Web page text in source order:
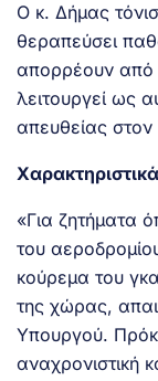
Ο κ. Δήμας
θεραπεύσει
απορρέουν από
λειτουργεί ως
απευθείας
«Για ζητήματα
του
κούρεμα του
της χώρας,
Υπουργού.
αναχρονιστική